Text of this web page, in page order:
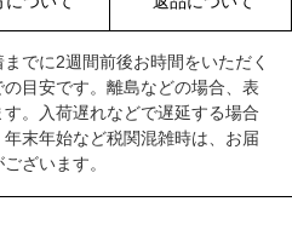
でに2週間前後お時間をいただく
目安です。離島などの場合、表
。入荷遅れなどで遅延する場合
末年始など税関混雑時は、お届
ざいます。